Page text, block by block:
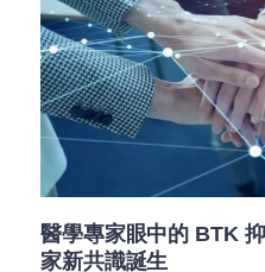
醫學專家眼中的 BTK
家新共識誕生